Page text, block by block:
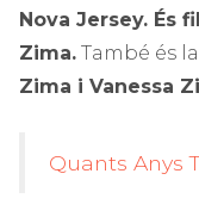
Nova Jersey. És
Zima. També és
Zima i Vanessa
Quants Anys